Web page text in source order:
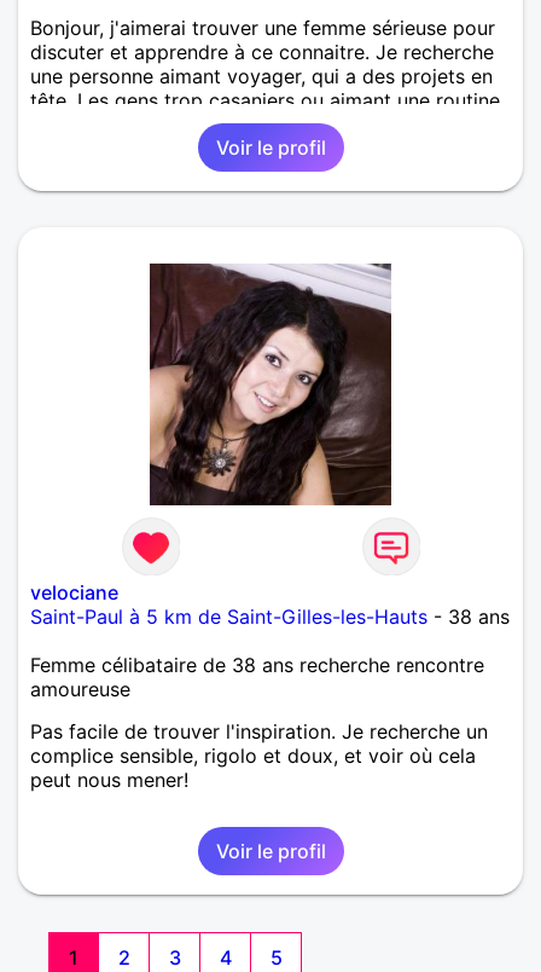
Bonjour, j'aimerai trouver une femme sérieuse pour
discuter et apprendre à ce connaitre. Je recherche
une personne aimant voyager, qui a des projets en
tête. Les gens trop casaniers ou aimant une routine
continuelle ce n'est pas pour moi, le monde est
vaste et la jeunesse ne sera pas éternelle.
Voir le profil
velociane
Saint-Paul à 5 km de Saint-Gilles-les-Hauts - 38 ans
Femme célibataire de 38 ans recherche rencontre
amoureuse
Pas facile de trouver l'inspiration. Je recherche un
complice sensible, rigolo et doux, et voir où cela
peut nous mener!
Voir le profil
1 2 3 4 5